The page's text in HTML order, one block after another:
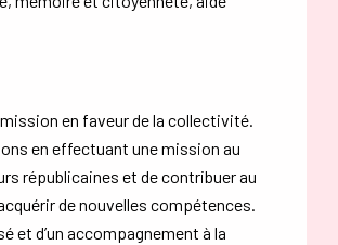
mission en faveur de la collectivité.
en effectuant une mission au
républicaines et de contribuer au
de nouvelles compétences.
et d’un accompagnement à la